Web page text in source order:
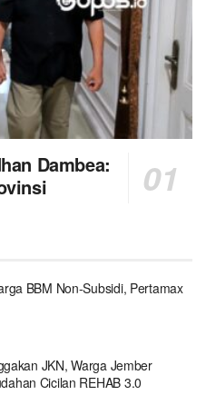
Dambea:
BBM Non-Subsidi, Pertamax
JKN, Warga Jember
Cicilan REHAB 3.0